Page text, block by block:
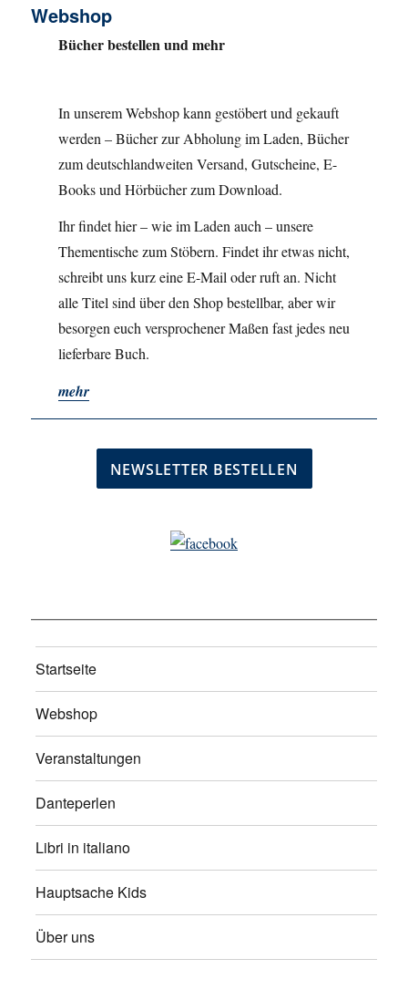
Webshop
Bücher bestellen und mehr
In unserem Webshop kann gestöbert und gekauft
werden – Bücher zur Abholung im Laden, Bücher
zum deutschlandweiten Versand, Gutscheine, E-
Books und Hörbücher zum Download.
Ihr findet hier – wie im Laden auch – unsere
Thementische zum Stöbern. Findet ihr etwas nicht,
schreibt uns kurz eine E-Mail oder ruft an. Nicht
alle Titel sind über den Shop bestellbar, aber wir
besorgen euch versprochener Maßen fast jedes neu
lieferbare Buch.
mehr
Startseite
Webshop
Veranstaltungen
Danteperlen
Libri in italiano
Hauptsache Kids
Über uns